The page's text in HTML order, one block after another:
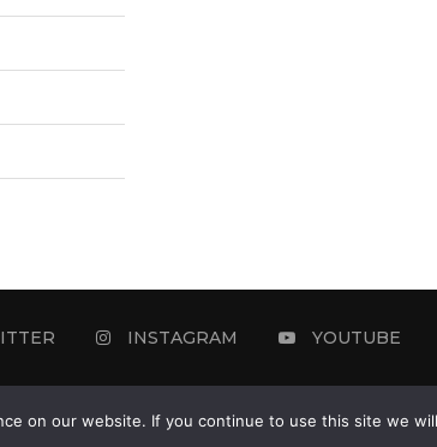
INSTAGRAM YOUTUBE
- © - Ozon Media Sremska Mitrovica
on our website. If you continue to use this site we